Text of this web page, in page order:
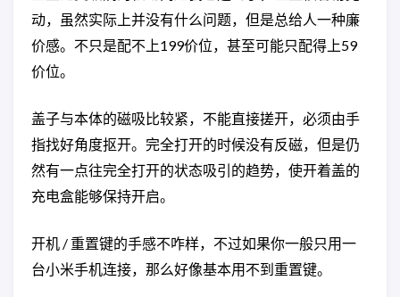
动，虽然实际上并没有什么问题，但是总给人一种廉
价感。不只是配不上199价位，甚至可能只配得上59
价位。
盖子与本体的磁吸比较紧，不能直接搓开，必须由手
指找好角度抠开。完全打开的时候没有反磁，但是仍
然有一点往完全打开的状态吸引的趋势，使开着盖的
充电盒能够保持开启。
开机 / 重置键的手感不咋样，不过如果你一般只用一
台小米手机连接，那么好像基本用不到重置键。